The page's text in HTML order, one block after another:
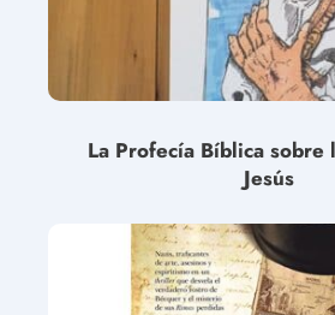
La Profecía Bíblica sobre
Jesús